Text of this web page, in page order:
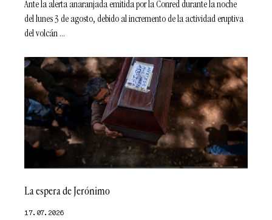
Ante la alerta anaranjada emitida por la Conred durante la noche
del lunes 3 de agosto, debido al incremento de la actividad eruptiva
del volcán
La espera de Jerónimo
17.07.2026